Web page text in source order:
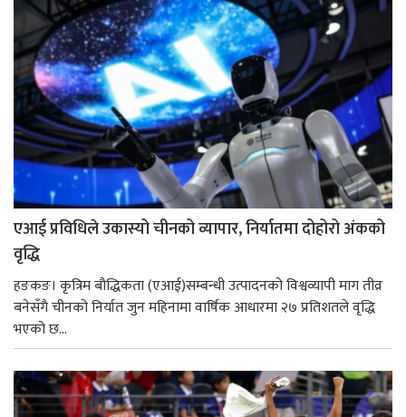
एआई प्रविधिले उकास्यो चीनको व्यापार, निर्यातमा दोहोरो अंकको
वृद्धि
हङकङ। कृत्रिम बौद्धिकता (एआई)सम्बन्धी उत्पादनको विश्वव्यापी माग तीव्र
बनेसँगै चीनको निर्यात जुन महिनामा वार्षिक आधारमा २७ प्रतिशतले वृद्धि
भएको छ...